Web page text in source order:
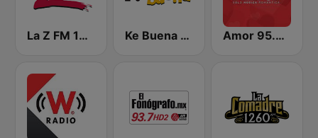
La Z FM 107.3 Ke Buena 92.9 FM Amor 95.3 FM